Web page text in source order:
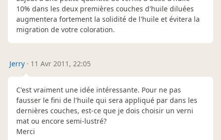
10% dans les deux premières couches d'huile diluées
augmentera fortement la solidité de l'huile et évitera la
migration de votre coloration.
Jerry · 11 Avr 2011, 22:05
C'est vraiment une idée intéressante. Pour ne pas
fausser le fini de l'huile qui sera appliqué par dans les
dernières couches, est-ce que je dois choisir un verni
mat ou encore semi-lustré?
Merci